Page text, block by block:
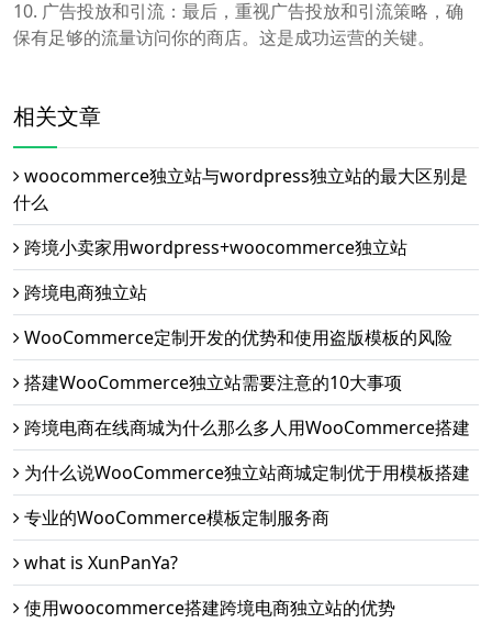
10. 广告投放和引流：最后，重视广告投放和引流策略，确
保有足够的流量访问你的商店。这是成功运营的关键。
相关文章
woocommerce独立站与wordpress独立站的最大区别是
什么
跨境小卖家用wordpress+woocommerce独立站
跨境电商独立站
WooCommerce定制开发的优势和使用盗版模板的风险
搭建WooCommerce独立站需要注意的10大事项
跨境电商在线商城为什么那么多人用WooCommerce搭建
为什么说WooCommerce独立站商城定制优于用模板搭建
专业的WooCommerce模板定制服务商
what is XunPanYa?
使用woocommerce搭建跨境电商独立站的优势